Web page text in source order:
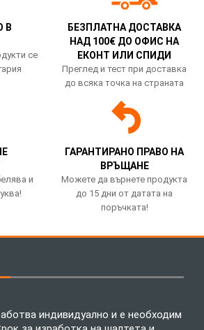
В
се
БЕЗПЛАТНА ДОСТАВКА
НАД 100€ ДО ОФИС НА
ЕКОНТ ИЛИ СПИДИ
Преглед и тест при доставка
до всяка точка на страната
и
ГАРАНТИРАНО ПРАВО НА
ВРЪЩАНЕ
Можете да върнете продукта
до 15 дни от датата на
поръчката!
индивидуално и е необходим